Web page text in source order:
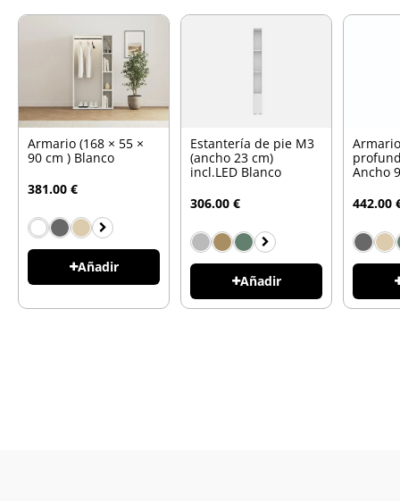
Armario (168 × 55 ×
90 cm ) Blanco
381.00 €
Añadir
Estantería de pie M3
(ancho 23 cm)
incl.LED Blanco
306.00 €
Añadir
Ancho
442.00